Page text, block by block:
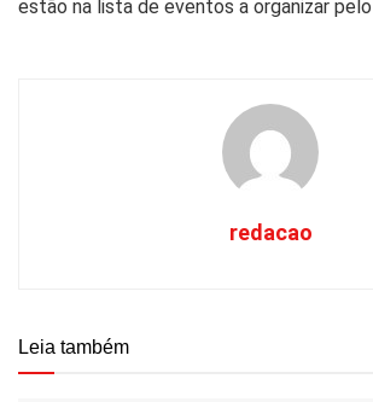
estão na lista de eventos a organizar
redacao
Leia também